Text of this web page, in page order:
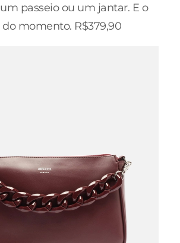
passeio ou um jantar. E o
momento. R$379,90